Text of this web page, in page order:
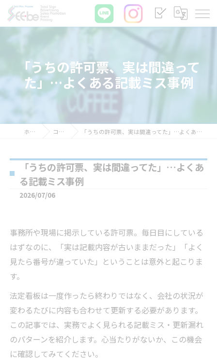
「うちの許可票、実は間違って
た」…よくある記載ミス事例
ホーム コラム 「うちの許可票、実は間違ってた」…よくある記載ミス事例
「うちの許可票、実は間違ってた」…よくあ
る記載ミス事例
2026/07/06
事務所や現場に掲示している許可票。毎日目にしている
はずなのに、「実は記載内容が古いままだった」「よく
見たら番号が違っていた」ということは意外と起こりま
す。
法定看板は一度作ったら終わりではなく、会社の状況が
変わるたびに内容も合わせて更新する必要があります。
この記事では、実務でよく見られる記載ミス・更新漏れ
のパターンを紹介します。心当たりがないか、この機会
に確認してみてください。